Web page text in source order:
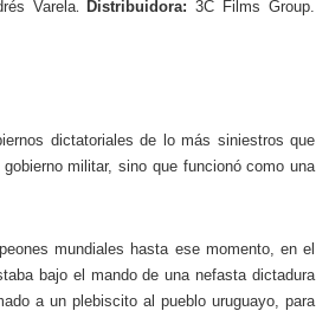
Varela. Distribuidora: 3C Films Group.
dictatoriales de lo más siniestros que
militar, sino que funcionó como una
mundiales hasta ese momento, en el
bajo el mando de una nefasta dictadura
a un plebiscito al pueblo uruguayo, para